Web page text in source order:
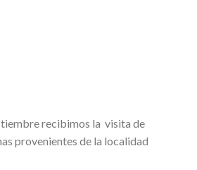
recibimos la visita de
provenientes de la localidad